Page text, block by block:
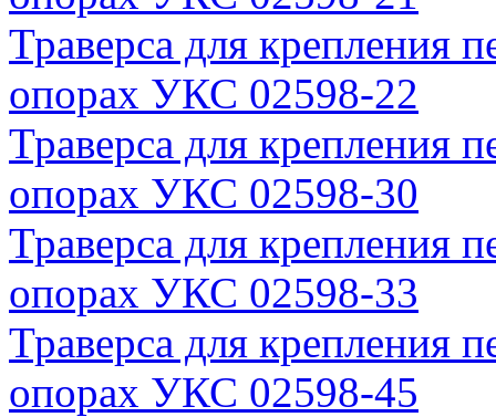
Траверса для крепления
опорах УКС 02598-22
Траверса для крепления
опорах УКС 02598-30
Траверса для крепления
опорах УКС 02598-33
Траверса для крепления
опорах УКС 02598-45